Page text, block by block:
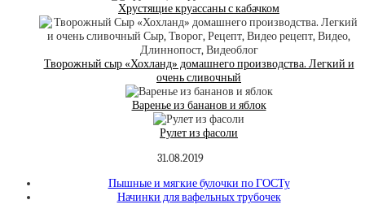
Хрустящие круассаны с кабачком
Творожный сыр «Хохланд» домашнего производства. Легкий и
очень сливочный⁠⁠
Варенье из бананов и яблок
Рулет из фасоли
31.08.2019
Пышные и мягкие булочки по ГОСТу
Начинки для вафельных трубочек